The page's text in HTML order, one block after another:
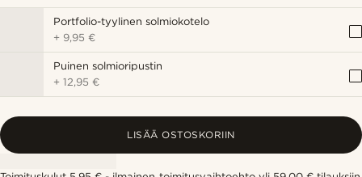
Portfolio-tyylinen solmiokotelo
+ 9,95 €
Puinen solmioripustin
+12,95 €
LISÄÄ OSTOSKORIIN